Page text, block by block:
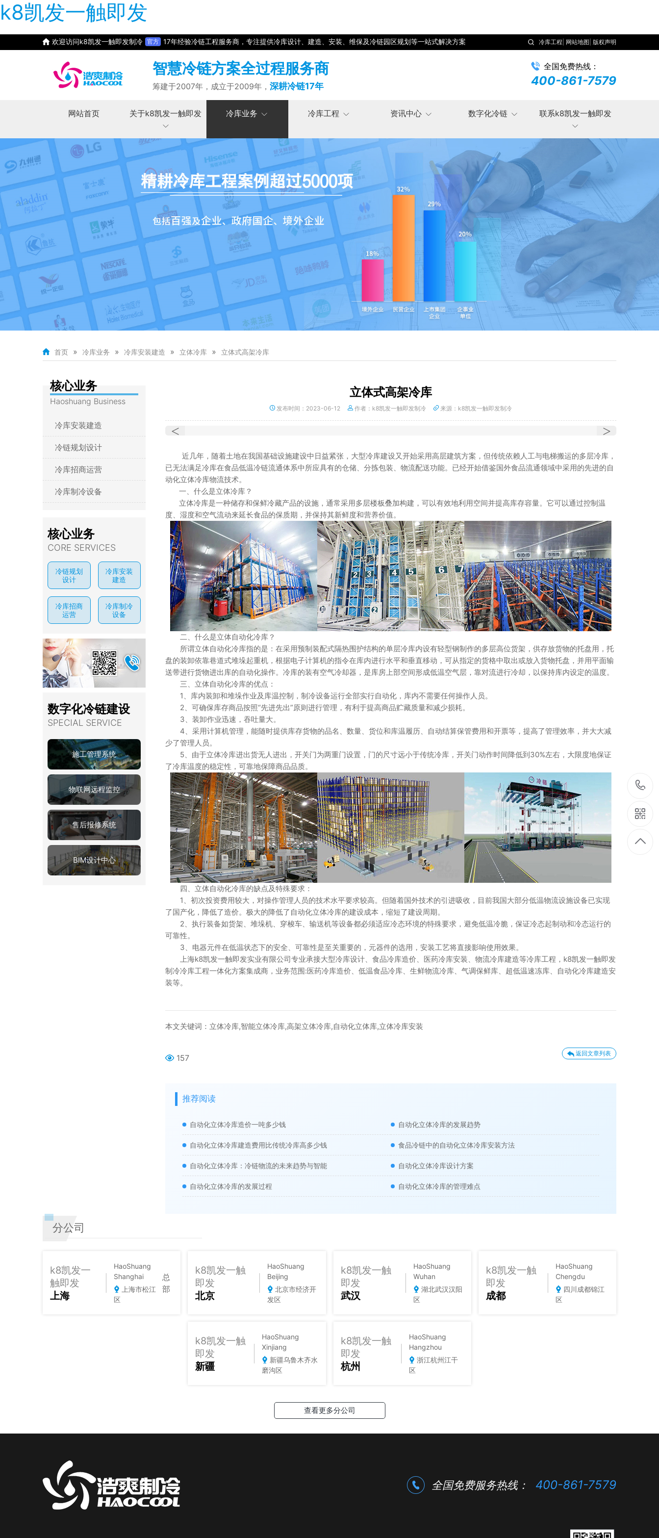
k8凯发一触即发
欢迎访问k8凯发一触即发制冷 官方 17年经验冷链工程服务商，专注提供冷库设计、建造、安装、维保及冷链园区规划等一站式解决方案 冷库工程 网站地图 版权声明
智慧冷链方案全过程服务商
筹建于2007年，成立于2009年， 深耕冷链17年
全国免费热线：
400-861-7579
网站首页 关于k8凯发一触即发 冷库业务 冷库工程 资讯中心 数字化冷链 联系k8凯发一触即发
首页 » 冷库业务 » 冷库安装建造 » 立体冷库 » 立体式高架冷库
立体式高架冷库
发布时间：2023-06-12 作者：k8凯发一触即发制冷 来源：k8凯发一触即发制冷
>
<
近几年，随着土地在我国基础设施建设中日益紧张，大型冷库建设又开始采用高层建筑方案，但传统依赖人工与电梯搬运的多层冷库，
已无法满足冷库在食品低温冷链流通体系中所应具有的仓储、分拣包装、物流配送功能。已经开始借鉴国外食品流通领域中采用的先进的自
动化立体冷库物流技术。
一、什么是立体冷库？
立体冷库是一种储存和保鲜冷藏产品的设施，通常采用多层楼板叠加构建，可以有效地利用空间并提高库存容量。它可以通过控制温
度、湿度和空气流动来延长食品的保质期，并保持其新鲜度和营养价值。
二、什么是立体自动化冷库？
所谓立体自动化冷库指的是：在采用预制装配式隔热围护结构的单层冷库内设有轻型钢制作的多层高位货架，供存放货物的托盘用，托
盘的装卸依靠巷道式堆垛起重机，根据电子计算机的指令在库内进行水平和垂直移动，可从指定的货格中取出或放入货物托盘，并用平面输
送带进行货物进出库的自动化操作。冷库的装有空气冷却器，是库房上部空间形成低温空气层，靠对流进行冷却，以保持库内设定的温度。
三、立体自动化冷库的优点：
1、库内装卸和堆垛作业及库温控制，制冷设备运行全部实行自动化，库内不需要任何操作人员。
2、可确保库存商品按照“先进先出”原则进行管理，有利于提高商品贮藏质量和减少损耗。
3、装卸作业迅速，吞吐量大。
4、采用计算机管理，能随时提供库存货物的品名、数量、货位和库温履历、自动结算保管费用和开票等，提高了管理效率，并大大减
少了管理人员。
5、由于立体冷库进出货无人进出，开关门为两重门设置，门的尺寸远小于传统冷库，开关门动作时间降低到30%左右，大限度地保证
了冷库温度的稳定性，可靠地保障商品品质。
四、立体自动化冷库的缺点及特殊要求：
1、初次投资费用较大，对操作管理人员的技术水平要求较高。但随着国外技术的引进吸收，目前我国大部分低温物流设施设备已实现
了国产化，降低了造价。极大的降低了自动化立体冷库的建设成本，缩短了建设周期。
2、执行装备如货架、堆垛机、穿梭车、输送机等设备都必须适应冷态环境的特殊要求，避免低温冷脆，保证冷态起制动和冷态运行的
可靠性。
3、电器元件在低温状态下的安全、可靠性是至关重要的，元器件的选用，安装工艺将直接影响使用效果。
上海k8凯发一触即发实业有限公司专业承接大型冷库设计、食品冷库造价、医药冷库安装、物流冷库建造等冷库工程，k8凯发一触即发
制冷冷库工程一体化方案集成商，业务范围:医药冷库造价、低温食品冷库、生鲜物流冷库、气调保鲜库、超低温速冻库、自动化冷库建造安
装等。
本文关键词：立体冷库,智能立体冷库,高架立体冷库,自动化立体库,立体冷库安装
157 返回文章列表
推荐阅读
自动化立体冷库造价一吨多少钱 自动化立体冷库的发展趋势
自动化立体冷库建造费用比传统冷库高多少钱 食品冷链中的自动化立体冷库安装方法
自动化立体冷库：冷链物流的未来趋势与智能 自动化立体冷库设计方案
自动化立体冷库的发展过程 自动化立体冷库的管理难点
核心业务
Haoshuang Business
冷库安装建造
冷链规划设计
冷库招商运营
冷库制冷设备
核心业务
CORE SERVICES
冷链规划
设计
冷库安装
建造
冷库招商
运营
冷库制冷
设备
数字化冷链建设
SPECIAL SERVICE
施工管理系统
物联网远程监控
售后报修系统
BIM设计中心
分公司
k8凯发一
触即发
上海
HaoShuang
Shanghai
上海市松江
区
总
部
k8凯发一触
即发
北京
HaoShuang
Beijing
北京市经济开
发区
k8凯发一触
即发
武汉
HaoShuang
Wuhan
湖北武汉汉阳
区
k8凯发一触
即发
成都
HaoShuang
Chengdu
四川成都锦江
区
k8凯发一触
即发
新疆
HaoShuang
Xinjiang
新疆乌鲁木齐水
磨沟区
k8凯发一触
即发
杭州
HaoShuang
Hangzhou
浙江杭州江干
区
查看更多分公司
全国免费服务热线： 400-861-7579